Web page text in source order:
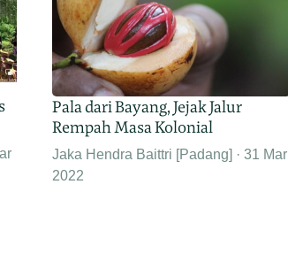
Pala dari Bayang, Jejak Jalur
Rempah Masa Kolonial
Jaka Hendra Baittri [Padang]
31 Mar
2022